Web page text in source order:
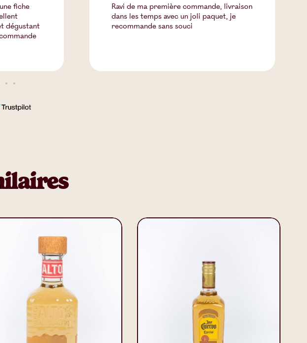
fiche
dégustant
Ravi de ma première commande, livraison
dans les temps avec un joli paquet, je
recommande sans souci